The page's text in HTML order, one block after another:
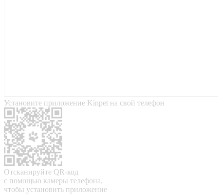
Установите приложение Kinpet на свой телефон
Отсканируйте QR-код
с помощью камеры телефона,
чтобы установить приложение